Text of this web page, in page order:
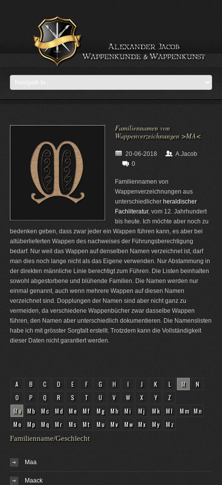
Familiennamen von
Wappenverzeichnungen >MA<
20-06-2018
A.Jacob
0
Familiennamen von
Wappenverzeichnungen aus
unterschiedlicher heraldischer
Fachliteratur, vom 12. Jahrhundert
bis heute. Ich möchte aber noch zu
bedenken geben, dass zwar jeder ein Wappen führen kann, es aber bei
altüberlieferten Wappen des nachweises der Führungsberechtigung
bedarf. Nur weil das Wappen auf denselben Namen verzeichnet ist, darf
man dies noch lange nicht als das Eigene verwenden. Nur Abstammung in
der direkten männliche Linie berechtigt zum Führen. Die Listen beinhalten
sowohl abgestorbene und blühende Familien. Die Namen werden nur
einmal genannt, auch wenn mehrere Wappen auf diesen Namen
verzeichnet sind. Dopplungen der Namen sind aber nicht ganz zu
vermeiden, da verschiedene Wappenbücher zwar dasselbe Wappen
führen, den Namen aber unterschiedlich dokumentieren. Die Namenslisten
habe ich mit grösster Sorgfalt erstellt. Trotzdem kann die Vollständigkeit
dieser Daten nicht garantiert werden.
A B C D E F G H I J K L M
N
O
P Q R S T U V W X Y
Z
Ma
Mb Mc Md Me Mf Mg Mh Mi Mj Mk Ml Mm Mn
Mo
Mp Mq Mr Ms Mt Mu Mv Mw Mx My Mz
Familienname/Geschlecht
Maa
Maack